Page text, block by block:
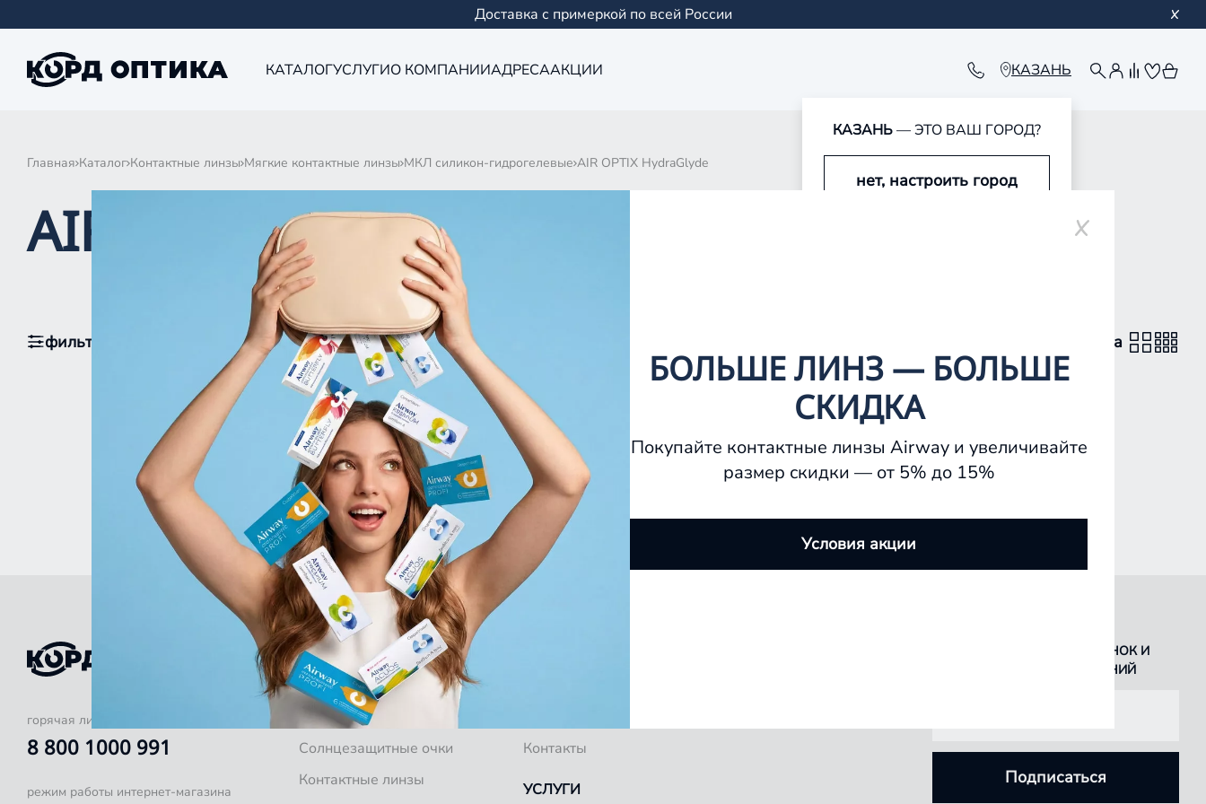
Доставка с примеркой по всей России
КАТАЛОГУСЛУГИО КОМПАНИИАДРЕСААКЦИИ КАЗАНЬ
КАЗАНЬ— ЭТО ВАШ ГОРОД?
нет, настроить город
Главная Каталог Контактные линзы Мягкие контактные линзы МКЛ силикон-гидрогелевые AIR OPTIX HydraGlyde
AIR OPTIX HYDRAGLYDE
фильтры вид каталога
горячая линия
8 800 1000 991
режим работы интернет-магазина
КАТАЛОГ
Оправы для очков
Готовые очки
Солнцезащитные очки
Контактные линзы
Контакты
УСЛУГИ
БУДЬТЕ В КУРСЕ ВСЕХ НОВИНОК И
СПЕЦИАЛЬНЫХ ПРЕДЛОЖЕНИЙ
Подписаться
БОЛЬШЕ ЛИНЗ — БОЛЬШЕ
СКИДКА
Покупайте контактные линзы Airway и увеличивайте
размер скидки — от 5% до 15%
Условия акции